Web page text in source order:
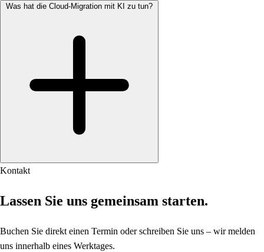
Was hat die Cloud-Migration mit KI zu tun?
Kontakt
Lassen Sie uns gemeinsam starten.
Buchen Sie direkt einen Termin oder schreiben Sie uns – wir melden
uns innerhalb eines Werktages.